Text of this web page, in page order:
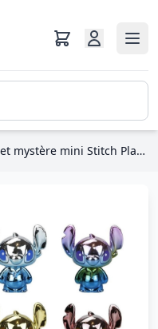
Sachet mystère mini Stitch Planet - Disney Stitch